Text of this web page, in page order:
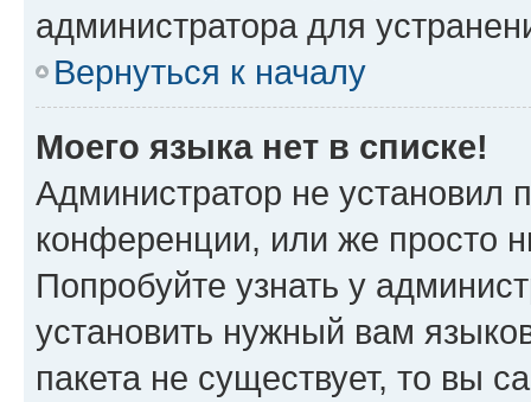
администратора для
Вернуться к началу
Моего языка нет в списке!
Администратор не установил
конференции, или же просто
Попробуйте узнать у
установить нужный вам
пакета не существует, то вы